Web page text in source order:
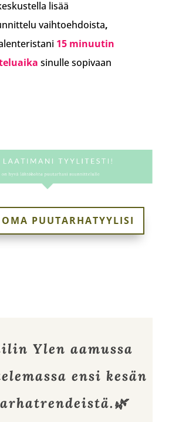
lisää
vaihtoehdoista,
15 minuutin
sinulle sopivaan
PUUTARHATYYLISI
Ylen aamussa
ensi kesän